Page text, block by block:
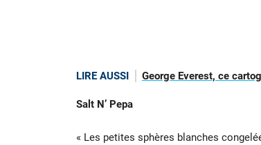
LIRE AUSSI George Everest, ce
Salt N’ Pepa
« Les petites sphères blanches